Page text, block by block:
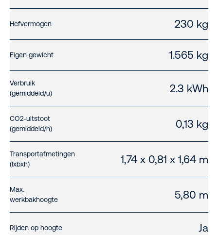
Hefvermogen 230 kg
Eigen gewicht 1.565 kg
Verbruik
(gemiddeld/u)
2.3 kWh
CO2-uitstoot
(gemiddeld/h)
0,13 kg
Transportafmetingen
(lxbxh)
1,74 x 0,81 x 1,64 m
Max.
werkbakhoogte
5,80 m
Rijden op hoogte Ja